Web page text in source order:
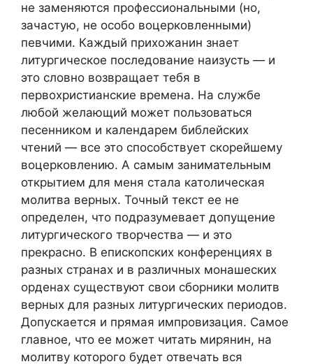
не заменяются профессиональными (но,
зачастую, не особо воцерковленными)
певчими. Каждый прихожанин знает
литургическое последование наизусть — и
это словно возвращает тебя в
первохристианские времена. На службе
любой желающий может пользоваться
песенником и календарем библейских
чтений — все это способствует скорейшему
воцерковлению. А самым занимательным
открытием для меня стала католическая
молитва верных. Точный текст ее не
определен, что подразумевает допущение
литургического творчества — и это
прекрасно. В епископских конференциях в
разных странах и в различных монашеских
орденах существуют свои сборники молитв
верных для разных литургических периодов.
Допускается и прямая импровизация. Самое
главное, что ее может читать мирянин, на
молитву которого будет отвечать вся